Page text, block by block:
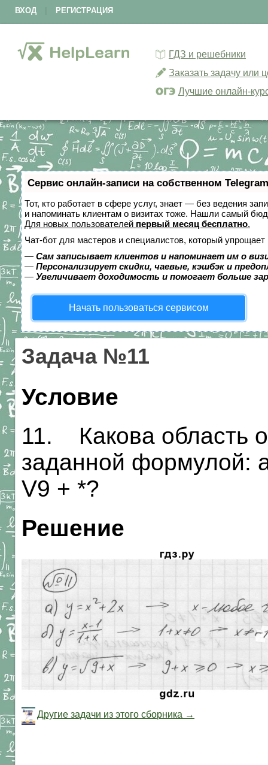
ВХОД РЕГИСТРАЦИЯ
ГДЗ и решебники
Заказать задачу или
Лучшие онлайн-
Сервис онлайн-записи на собственном
Тот, кто работает в сфере услуг, знает — без ведения
и напоминать клиентам о визитах тоже. Нашли самый
Для новых пользователей первый месяц бесплатно.
Чат-бот для мастеров и специалистов, который упрощает
— Сам записывает клиентов и напоминает им о
— Персонализирует скидки, чаевые, кэшбэк и
— Увеличивает доходимость и помогает больше
Начать пользоваться сервисом
Задача №11
Условие
11. Какова область
заданной формулой:
V9 + *?
Решение
Другие задачи из этого сборника →